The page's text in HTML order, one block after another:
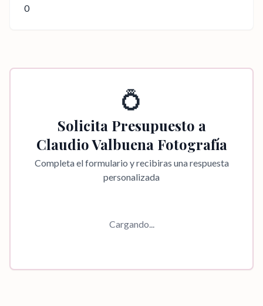
0
💍
Solicita Presupuesto a
Claudio Valbuena Fotografía
Completa el formulario y recibiras una respuesta
personalizada
Cargando...